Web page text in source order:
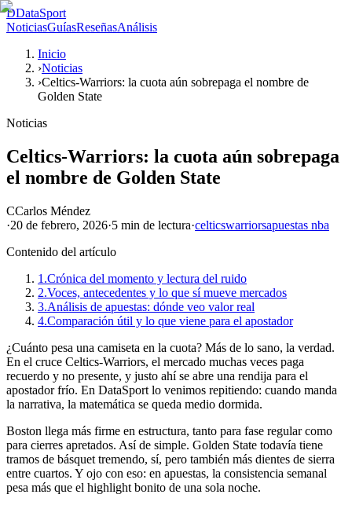
DDataSport
NoticiasGuíasReseñasAnálisis
Inicio
›Noticias
›Celtics-Warriors: la cuota aún sobrepaga el nombre de
Golden State
Noticias
Celtics-Warriors: la cuota aún sobrepaga
el nombre de Golden State
CCarlos Méndez
·20 de febrero, 2026·5 min de lectura·celticswarriorsapuestas nba
Contenido del artículo
1.Crónica del momento y lectura del ruido
2.Voces, antecedentes y lo que sí mueve mercados
3.Análisis de apuestas: dónde veo valor real
4.Comparación útil y lo que viene para el apostador
¿Cuánto pesa una camiseta en la cuota? Más de lo sano, la verdad.
En el cruce Celtics-Warriors, el mercado muchas veces paga
recuerdo y no presente, y justo ahí se abre una rendija para el
apostador frío. En DataSport lo venimos repitiendo: cuando manda
la narrativa, la matemática se queda medio dormida.
Boston llega más firme en estructura, tanto para fase regular como
para cierres apretados. Así de simple. Golden State todavía tiene
tramos de básquet tremendo, sí, pero también más dientes de sierra
entre cuartos. Y ojo con eso: en apuestas, la consistencia semanal
pesa más que el highlight bonito de una sola noche.